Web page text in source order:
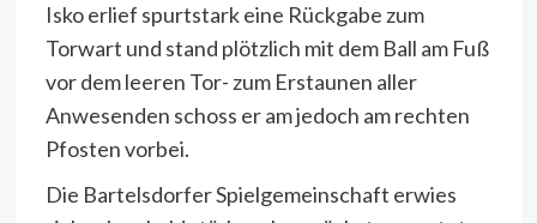
Isko erlief spurtstark eine Rückgabe zum
Torwart und stand plötzlich mit dem Ball am Fuß
vor dem leeren Tor- zum Erstaunen aller
Anwesenden schoss er am jedoch am rechten
Pfosten vorbei.
Die Bartelsdorfer Spielgemeinschaft erwies